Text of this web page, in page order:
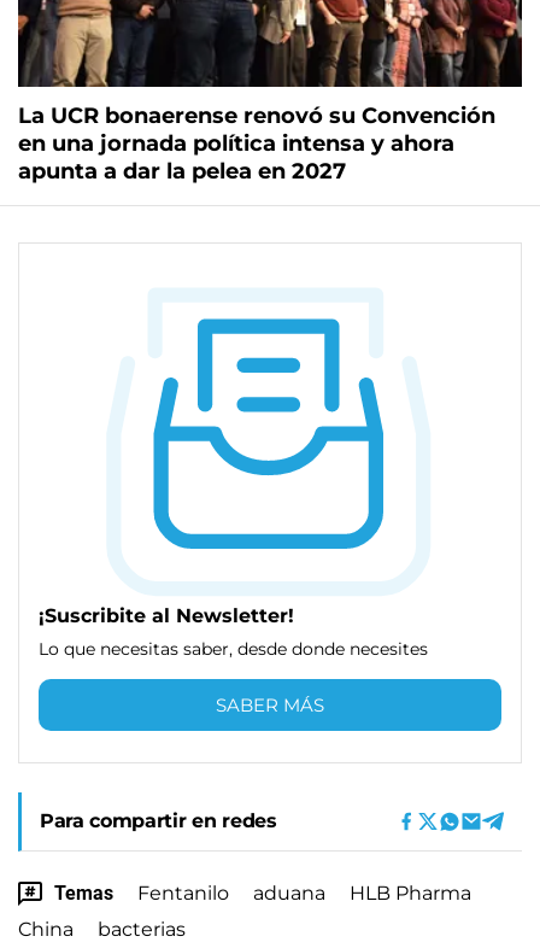
La UCR bonaerense renovó su Convención
en una jornada política intensa y ahora
apunta a dar la pelea en 2027
¡Suscribite al Newsletter!
Lo que necesitas saber, desde donde necesites
SABER MÁS
Para compartir en redes
Temas Fentanilo aduana
HLB Pharma
China
bacterias